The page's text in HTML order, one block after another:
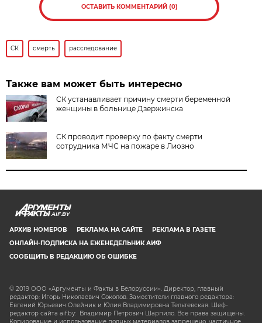
ОСТАВИТЬ КОММЕНТАРИЙ (0)
СК смерть расследование
Также вам может быть интересно
СК устанавливает причину смерти беременной
женщины в больнице Дзержинска
СК проводит проверку по факту смерти
сотрудника МЧС на пожаре в Лиозно
AIF.BY
АРХИВ НОМЕРОВ РЕКЛАМА НА САЙТЕ
РЕКЛАМА В ГАЗЕТЕ
ОНЛАЙН-ПОДПИСКА НА ЕЖЕНЕДЕЛЬНИК АИФ
СООБЩИТЬ В РЕДАКЦИЮ ОБ ОШИБКЕ
© 2019 ООО «Аргументы и Факты в Белоруссии». Директор, главный
редактор: Игорь Николаевич Соколов. Заместители главного редактора:
Евгений Юрьевич Олейник и Юлия Владимировна Тельтевская. Шеф-
редактор сайта aif.by: Владимир Петрович Шарпило. Все права защищены.